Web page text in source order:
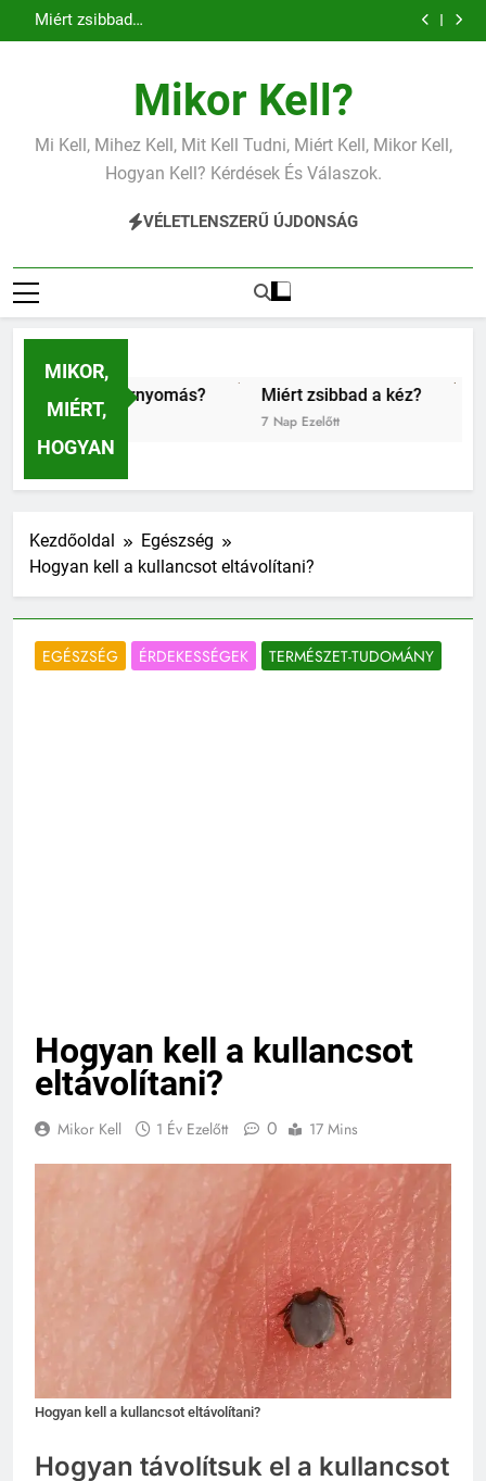
Ugrás
a
Miért fáj a váll?
Miért zsibbad a kéz?
Mit jelent az alacsony vas?
Miért fáj a váll?
Mit jelent az alacsony vérnyomás?
Miért zsibbad a kéz?
Mikor Kell?
Mi Kell, Mihez Kell, Mit Kell Tudni, Miért Kell, Mikor Kell,
Hogyan Kell? Kérdések És Válaszok.
VÉLETLENSZERŰ ÚJDONSÁG
MIKOR,
MIÉRT,
HOGYAN
vérnyomás? Miért zsibbad a kéz?
7 Nap Ezelőtt
Kezdőoldal
Egészség
Hogyan kell a kullancsot eltávolítani?
EGÉSZSÉG ÉRDEKESSÉGEK TERMÉSZET-TUDOMÁNY
Hogyan kell a kullancsot
eltávolítani?
Mikor Kell 1 Év Ezelőtt 0 17 Mins
Hogyan kell a kullancsot eltávolítani?
Hogyan távolítsuk el a kullancsot